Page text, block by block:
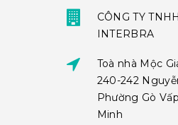
CÔNG TY
INTERBRA
Toà nhà Mộc
240-242
Phường Gò
Minh